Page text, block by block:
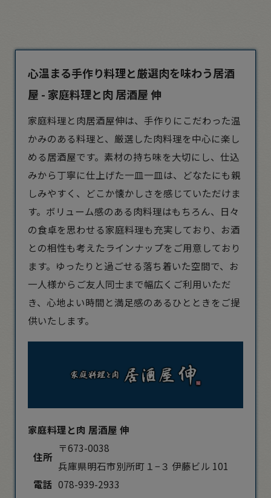
心温まる手作り料理と厳選肉を味わう居酒
屋 - 家庭料理と肉 居酒屋 伸
家庭料理と肉居酒屋伸は、手作りにこだわった温
かみのある料理と、厳選した肉料理を中心に楽し
める居酒屋です。素材の持ち味を大切にし、仕込
みから丁寧に仕上げた一皿一皿は、どなたにも親
しみやすく、どこか懐かしさを感じていただけま
す。ボリューム感のある肉料理はもちろん、日々
の食卓を思わせる家庭料理も充実しており、お酒
との相性も考えたラインナップをご用意しており
ます。ゆったりと過ごせる落ち着いた空間で、お
一人様からご友人同士まで幅広くご利用いただ
き、心地よい時間と満足感のあるひとときをご提
供いたします。
家庭料理と肉 居酒屋 伸
住所
〒673-0038
兵庫県明石市別所町１−３ 伊藤ビル 101
電話 078-939-2933